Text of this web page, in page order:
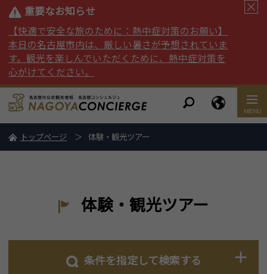
重要なお知らせ
【快適で安全な旅のために：熱中症対策のお願い】
本日の名古屋市内は、厳しい暑さが予想されていま
す。観光を楽しんでいただくために、熱中症対策を
心がけてください。
トップページ 体験・観光ツアー
体験・観光ツアー
条件を指定して検索する